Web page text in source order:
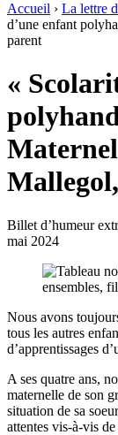
Accueil › La lettre
d’une enfant
parent
«
Billet d’humeur
mai 2024
Nous avons
tous les autres
d’apprentissages
A ses quatre ans,
maternelle de son
situation de sa
attentes vis-à-vis